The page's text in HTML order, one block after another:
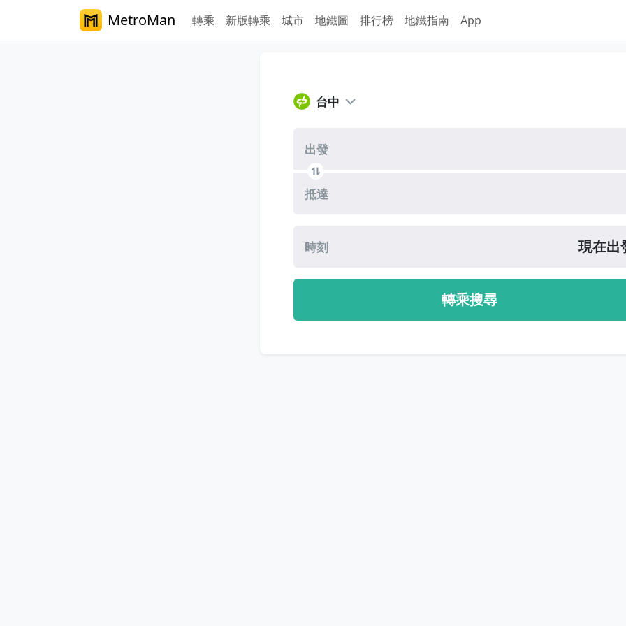
MetroMan 轉乘 新版轉乘 城市 地鐵圖 排行榜 地鐵指南 App
台中
出發
抵達
時刻 現在出
轉乘搜尋